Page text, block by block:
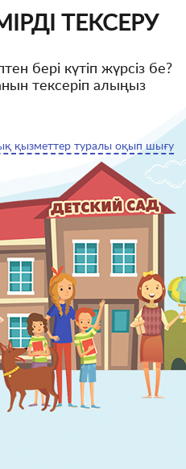
ТЕКСЕРУ
бері күтіп жүрсіз бе?
тексеріп алыңыз
қызметтер туралы оқып шығу